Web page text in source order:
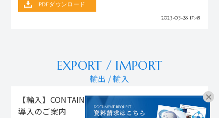
PDFダウンロード
2023-03-28 17:45
EXPORT / IMPORT
輸出 / 輸入
【輸入】CONTAINER IMBALANCE CHARGE (CIC)
導入のご案内